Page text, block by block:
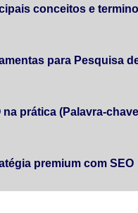
conceitos e
para Pesquisa
na prática (Palavra-
premium com SEO